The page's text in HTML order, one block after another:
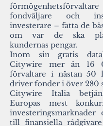
fondväljare och
investerare – fatta de
om var de ska
kundernas pengar.
Inom sin gratis
Citywire mer än 16
förvaltare i nästan 50
driver fonder i över 280
Citywire Italia
Europas mest
till finansiella